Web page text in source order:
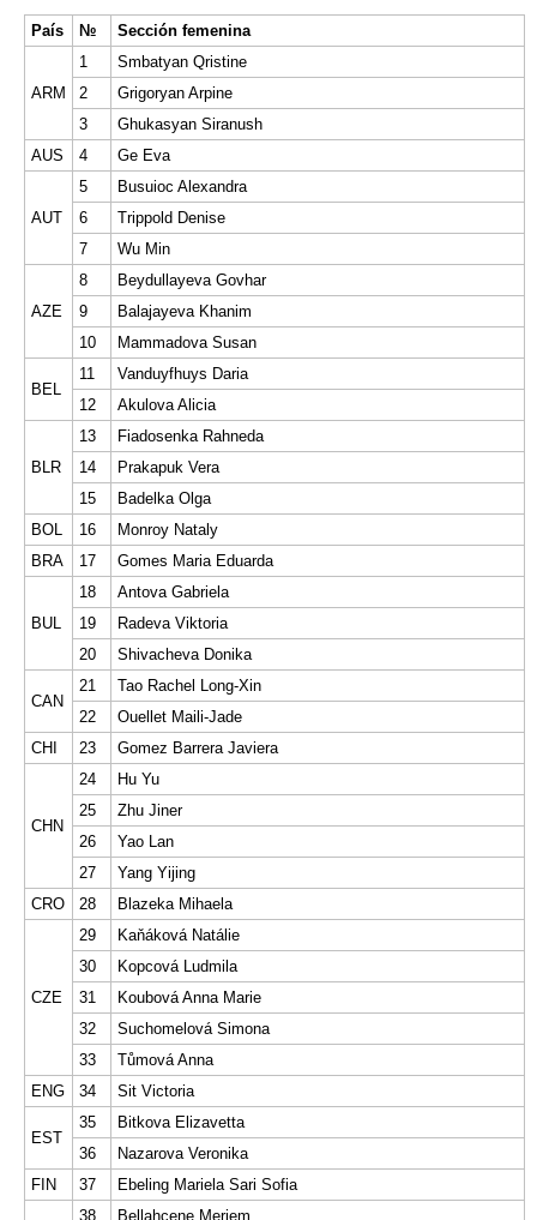
País № Sección femenina
ARM
1
Smbatyan Qristine
2
Grigoryan Arpine
3
Ghukasyan Siranush
AUS
4 Ge Eva
AUT
5
Busuioc Alexandra
6
Trippold Denise
7
Wu Min
AZE
8
Beydullayeva Govhar
9
Balajayeva Khanim
10
Mammadova Susan
BEL
11
Vanduyfhuys Daria
12
Akulova Alicia
BLR
13
Fiadosenka Rahneda
14
Prakapuk Vera
15
Badelka Olga
BOL
16
Monroy Nataly
BRA
17 Gomes Maria Eduarda
BUL
18
Antova Gabriela
19
Radeva Viktoria
20
Shivacheva Donika
CAN
21
Tao Rachel Long-Xin
22
Ouellet Maili-Jade
CHI
23 Gomez Barrera Javiera
CHN
24
Hu Yu
25
Zhu Jiner
26
Yao Lan
27
Yang Yijing
CRO
28 Blazeka Mihaela
CZE
29
Kaňáková Natálie
30
Kopcová Ludmila
31
Koubová Anna Marie
32
Suchomelová Simona
33
Tůmová Anna
ENG
34 Sit Victoria
EST
35
Bitkova Elizavetta
36
Nazarova Veronika
FIN
37 Ebeling Mariela Sari Sofia
38
Bellahcene Meriem